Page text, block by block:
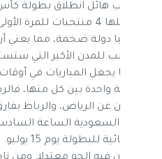
بالدول العربية عاشقة كرة القدم،
الغالب للمدن الأكبر
مما يجعل المباريات في
ساعة واحدة بين كل منها،
ساعتين عن الرياض، والرباط
بين روسيا والسعودية الساعة
نفس التوقيت